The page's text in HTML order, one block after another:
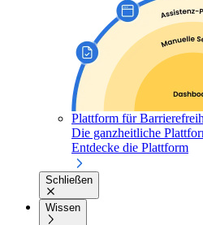
Plattform für
Die ganzheitliche
Entdecke die Plattform
Schließen
Wissen